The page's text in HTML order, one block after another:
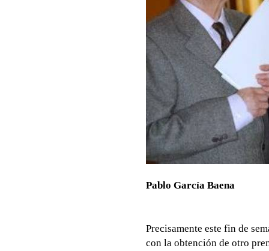
Pablo García Baena
Precisamente este fin de
con la obtención de otro